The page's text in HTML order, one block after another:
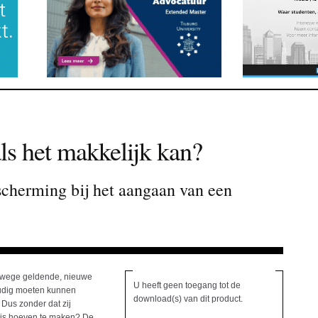
het makkelijk kan?
bij het aangaan van een
geldende, nieuwe
moeten kunnen
zonder dat zij
U heeft geen toegang tot de
download(s) van dit product.